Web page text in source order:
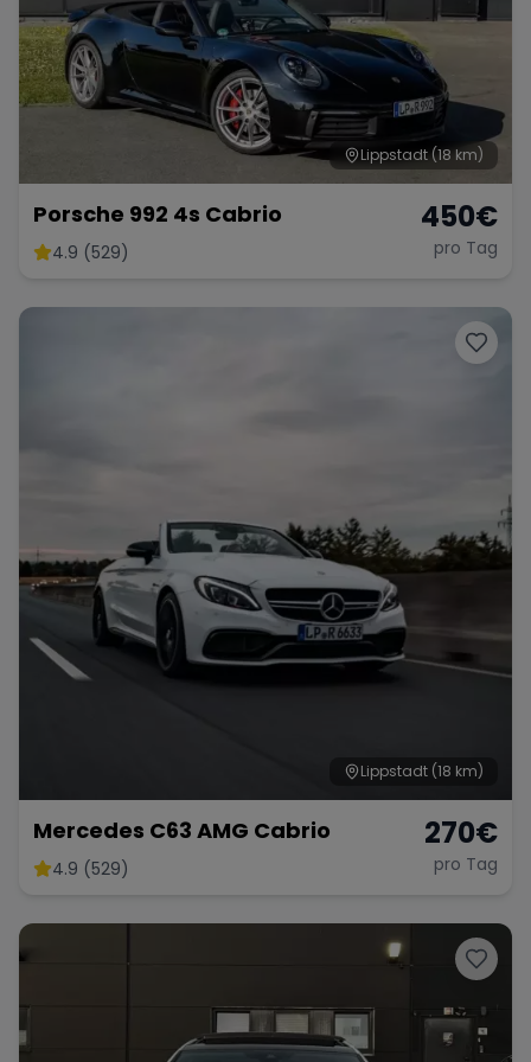
Lippstadt(18 km)
Porsche 992 4s Cabrio
4.9 (529)
450€
pro Tag
Lippstadt (18 km)
Mercedes C63 AMG Cabrio
4.9 (529)
270€
pro Tag